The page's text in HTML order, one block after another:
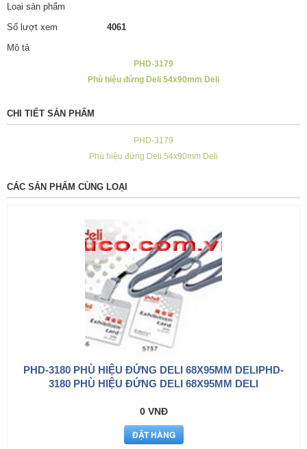
Loại sản phẩm
Số lượt xem
4061
Mô tả
PHD-3179
Phù hiệu đứng Deli 54x90mm Deli
CHI TIẾT SẢN PHẨM
PHD-3179
Phù hiệu đứng Deli 54x90mm Deli
CÁC SẢN PHẨM CÙNG LOẠI
PHD-3180 PHÙ HIỆU ĐỨNG DELI 68X95MM DELIPHD-
3180 PHÙ HIỆU ĐỨNG DELI 68X95MM DELI
0 VNĐ